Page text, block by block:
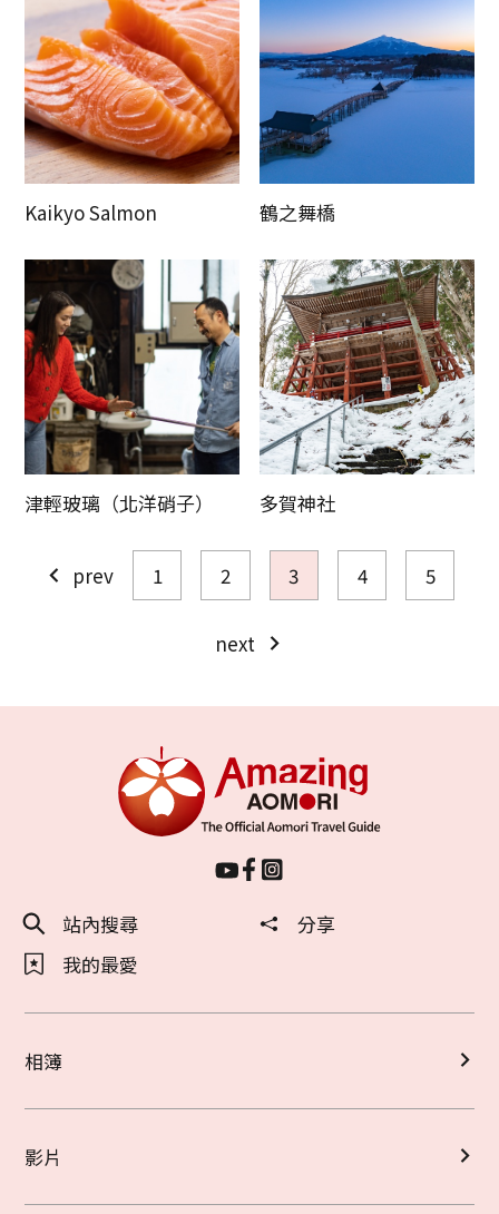
Kaikyo Salmon 鶴之舞橋
津輕玻璃（北洋硝子） 多賀神社
prev 1 2 3 4 5
next
站內搜尋
分享
我的最愛
相簿
影片